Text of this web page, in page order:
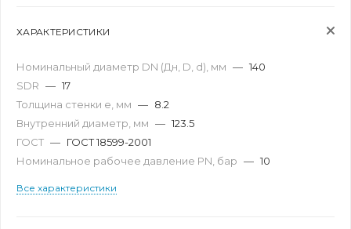
ХАРАКТЕРИСТИКИ
Номинальный диаметр DN (Дн, D, d), мм — 140
SDR — 17
Толщина стенки e, мм — 8.2
Внутренний диаметр, мм — 123.5
ГОСТ — ГОСТ 18599-2001
Номинальное рабочее давление PN, бар — 10
Все характеристики